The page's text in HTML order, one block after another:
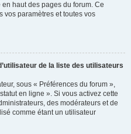
haut des pages du forum. Ce
vos paramètres et toutes vos
de la liste des utilisateurs
sous « Préférences du forum »,
en ligne ». Si vous activez cette
des modérateurs et de
comme étant un utilisateur